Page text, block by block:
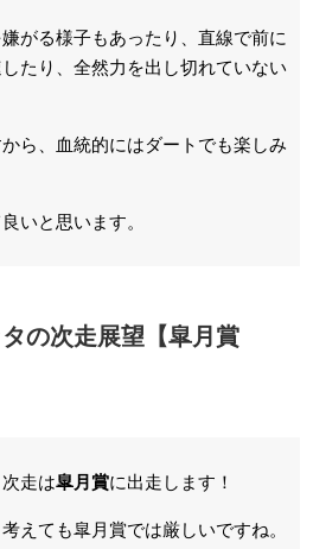
がる様子もあったり、直線で前に
たり、全然力を出し切れていない
ら、血統的にはダートでも楽しみ
いと思います。
の次走展望【皐月賞
走は皐月賞に出走します！
えても皐月賞では厳しいですね。